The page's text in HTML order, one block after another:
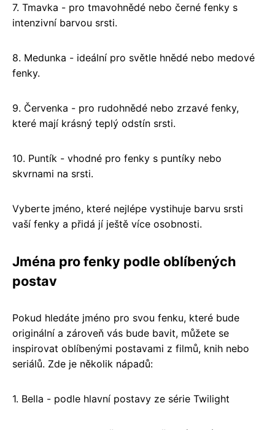
7. Tmavka - pro tmavohnědé nebo černé fenky s
intenzivní barvou srsti.
8. Medunka - ideální pro světle hnědé nebo medové
fenky.
9. Červenka - pro rudohnědé nebo zrzavé fenky,
které mají krásný teplý odstín srsti.
10. Puntík - vhodné pro fenky s puntíky nebo
skvrnami na srsti.
Vyberte jméno, které nejlépe vystihuje barvu srsti
vaší fenky a přidá jí ještě více osobnosti.
Jména pro fenky podle oblíbených
postav
Pokud hledáte jméno pro svou fenku, které bude
originální a zároveň vás bude bavit, můžete se
inspirovat oblíbenými postavami z filmů, knih nebo
seriálů. Zde je několik nápadů:
1. Bella - podle hlavní postavy ze série Twilight